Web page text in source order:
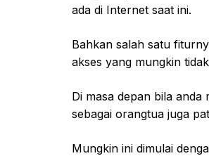
ada di Internet saat ini.
Bahkan salah satu
akses yang mungkin
Di masa depan bila
sebagai orangtua juga
Mungkin ini dimulai